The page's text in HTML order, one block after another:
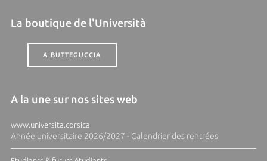
La boutique de l'Università
A BUTTEGUCCIA
A la une sur nos sites web
www.universita.corsica
Année universitaire 2026/2027 - Calendrier des rentrées